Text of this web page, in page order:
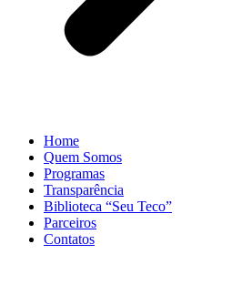
Home
Quem Somos
Programas
Transparência
Biblioteca “Seu Teco”
Parceiros
Contatos